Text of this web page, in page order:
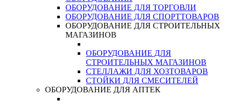
ОБОРУДОВАНИЕ ДЛЯ ТОРГОВЛИ
ОБОРУДОВАНИЕ ДЛЯ СПОРТТОВАРОВ
ОБОРУДОВАНИЕ ДЛЯ СТРОИТЕЛЬНЫХ
МАГАЗИНОВ
ОБОРУДОВАНИЕ ДЛЯ
СТРОИТЕЛЬНЫХ МАГАЗИНОВ
СТЕЛЛАЖИ ДЛЯ ХОЗТОВАРОВ
СТОЙКИ ДЛЯ СМЕСИТЕЛЕЙ
ОБОРУДОВАНИЕ ДЛЯ АПТЕК